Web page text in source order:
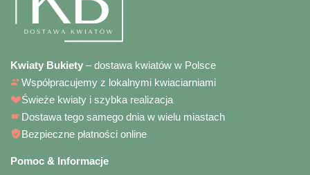
Kwiaty Bukiety – dostawa kwiatów w Polsce
Współpracujemy z lokalnymi kwiaciarniami
Świeże kwiaty i szybka realizacja
Dostawa tego samego dnia w wielu miastach
Bezpieczne płatności online
Pomoc & Informacje